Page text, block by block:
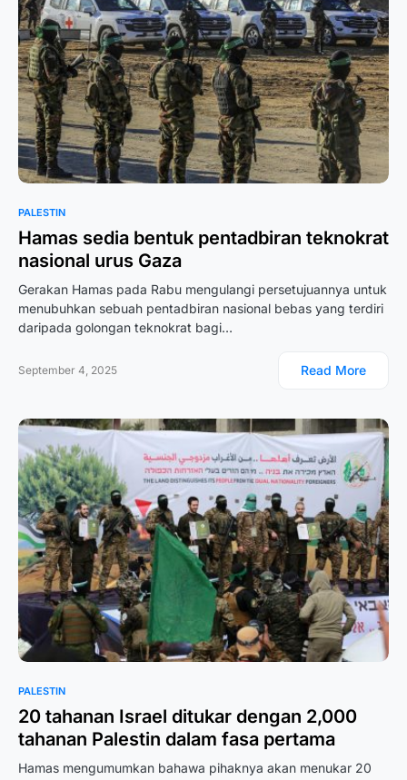
PALESTIN
Hamas sedia bentuk pentadbiran teknokrat
nasional urus Gaza
Gerakan Hamas pada Rabu mengulangi persetujuannya untuk
menubuhkan sebuah pentadbiran nasional bebas yang terdiri
daripada golongan teknokrat bagi…
September 4, 2025 Read More
PALESTIN
20 tahanan Israel ditukar dengan 2,000
tahanan Palestin dalam fasa pertama
Hamas mengumumkan bahawa pihaknya akan menukar 20